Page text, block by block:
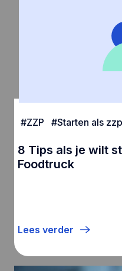
#ZZP #Starten als
8 Tips als je wilt
Foodtruck
Lees verder